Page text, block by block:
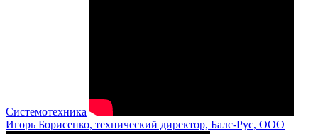
Системотехника
Игорь Борисенко, технический директор, Балс-Рус, ООО